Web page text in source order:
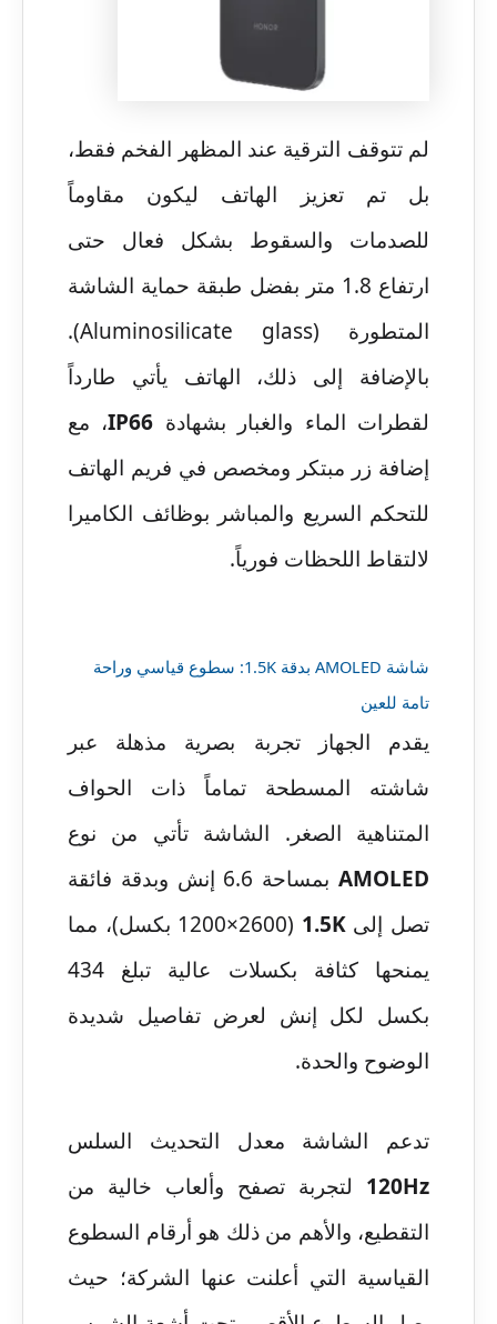
لم تتوقف الترقية عند المظهر الفخم فقط،
بل تم تعزيز الهاتف ليكون مقاوماً
للصدمات والسقوط بشكل فعال حتى
ارتفاع 1.8 متر بفضل طبقة حماية الشاشة
المتطورة (Aluminosilicate glass).
بالإضافة إلى ذلك، الهاتف يأتي طارداً
لقطرات الماء والغبار بشهادة IP66، مع
إضافة زر مبتكر ومخصص في فريم الهاتف
للتحكم السريع والمباشر بوظائف الكاميرا
لالتقاط اللحظات فورياً.
شاشة AMOLED بدقة 1.5K: سطوع قياسي وراحة
تامة للعين
يقدم الجهاز تجربة بصرية مذهلة عبر
شاشته المسطحة تماماً ذات الحواف
المتناهية الصغر. الشاشة تأتي من نوع
AMOLED
بمساحة 6.6 إنش وبدقة فائقة
تصل إلى1.5K
(1200×2600 بكسل)، مما
يمنحها كثافة بكسلات عالية تبلغ 434
بكسل لكل إنش لعرض تفاصيل شديدة
الوضوح والحدة.
تدعم الشاشة معدل التحديث السلس
120Hz لتجربة تصفح وألعاب خالية من
التقطيع، والأهم من ذلك هو أرقام السطوع
القياسية التي أعلنت عنها الشركة؛ حيث